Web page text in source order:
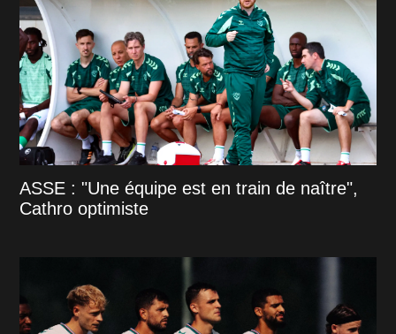
ASSE : "Une équipe est en train de naître",
Cathro optimiste